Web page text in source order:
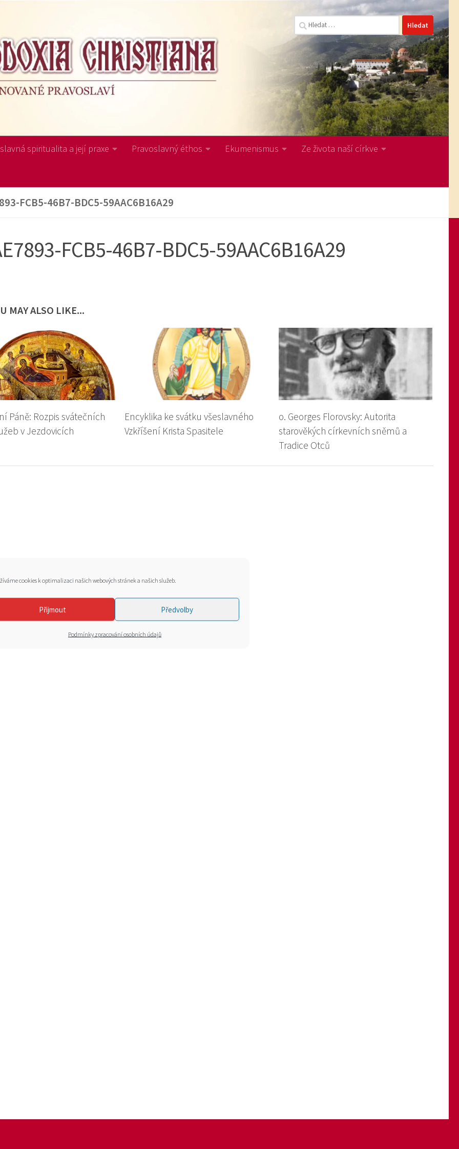
cookies k optimalizaci našich webových stránek a našich služeb.
Přijmout Předvolby
Podmínky zpracování osobních údajů
Vyhledávání
spiritualita a její praxe Pravoslavný éthos Ekumenismus Ze života naší církve
FCB5-46B7-BDC5-59AAC6B16A29
FCB5-46B7-BDC5-59AAC6B16A29
MAY ALSO LIKE...
Páně: Rozpis svátečních
v Jezdovicích
Encyklika ke svátku všeslavného
Vzkříšení Krista Spasitele
o. Georges Florovsky: Autorita
starověkých církevních sněmů a
Tradice Otců